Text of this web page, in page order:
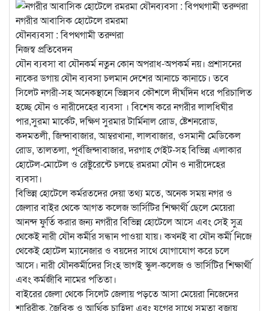
নগরীর আবাসিক হোটেলে রমরমা
যৌনব্যবসা : বিপথগামী তরুণরা
নিজস্ব প্রতিবেদন
যৌন ব্যবসা বা যৌনকর্ম নতুন কোন অপরাধ-অপকর্ম নয়। প্রশাসনের
নাকের ডগায় যৌন ব্যবসা চলমান দেশের আনাচে কানাচে। তবে
সিলেট নগরী-সহ অনেকস্থানে ভিন্নসব কৌশলে দীর্ঘদিন ধরে পরিচালিত
হচ্ছে যৌন ও নারীদেহের ব্যবসা । বিশেষ করে নগরীর লালধিঘীর
পার,সুরমা মার্কেট, দক্ষিণ সুরমার টার্মিনাল রোড, ষ্টেশনরোড,
কদমতলী, জিন্দাবাজার, আম্বরখানা, লালবাজার, ওসমানী মেডিকেল
রোড, তালতলা, পূর্বজিন্দাবাজার, দরগাহ গেইট-সহ বিভিন্ন এলাকার
হোটেল-মোটেল ও রেষ্টুরেন্টে চলছে রমরমা যৌন ও নারীদেহের
ব্যবসা।
বিভিন্ন হোটেলে কর্মরতদের দেয়া তথ্য মতে, অনেক সময় নগর ও
জেলার বাইর থেকে আগত কলেজ ভার্সিটির শিক্ষার্থী ছেলে মেয়েরা
আনন্দ ফুর্তি করার জন্য নগরীর বিভিন্ন হোটেলে আসে এবং সেই সুত্র
থেকেই নারী যৌন কর্মীর সন্ধান পাওয়া যায়। কখনই বা যৌন কর্মী নিজে
থেকেই হোটেল ম্যানেজার ও বয়দের সাথে যোগাযোগ করে চলে
আসে। নারী যৌনকর্মীদের সিংহ ভাগই স্কুল-কলেজ ও ভার্সিটির শিক্ষার্থী
এবং কর্মজীবি নামের পতিতা।
বাইরের জেলা থেকে সিলেট জেলায় পড়তে আসা মেয়েরা নিজেদের
শারিরীক, জৈবিক ও আর্থিক চাহিদা এবং যুগের সাথে সমতা বজায়